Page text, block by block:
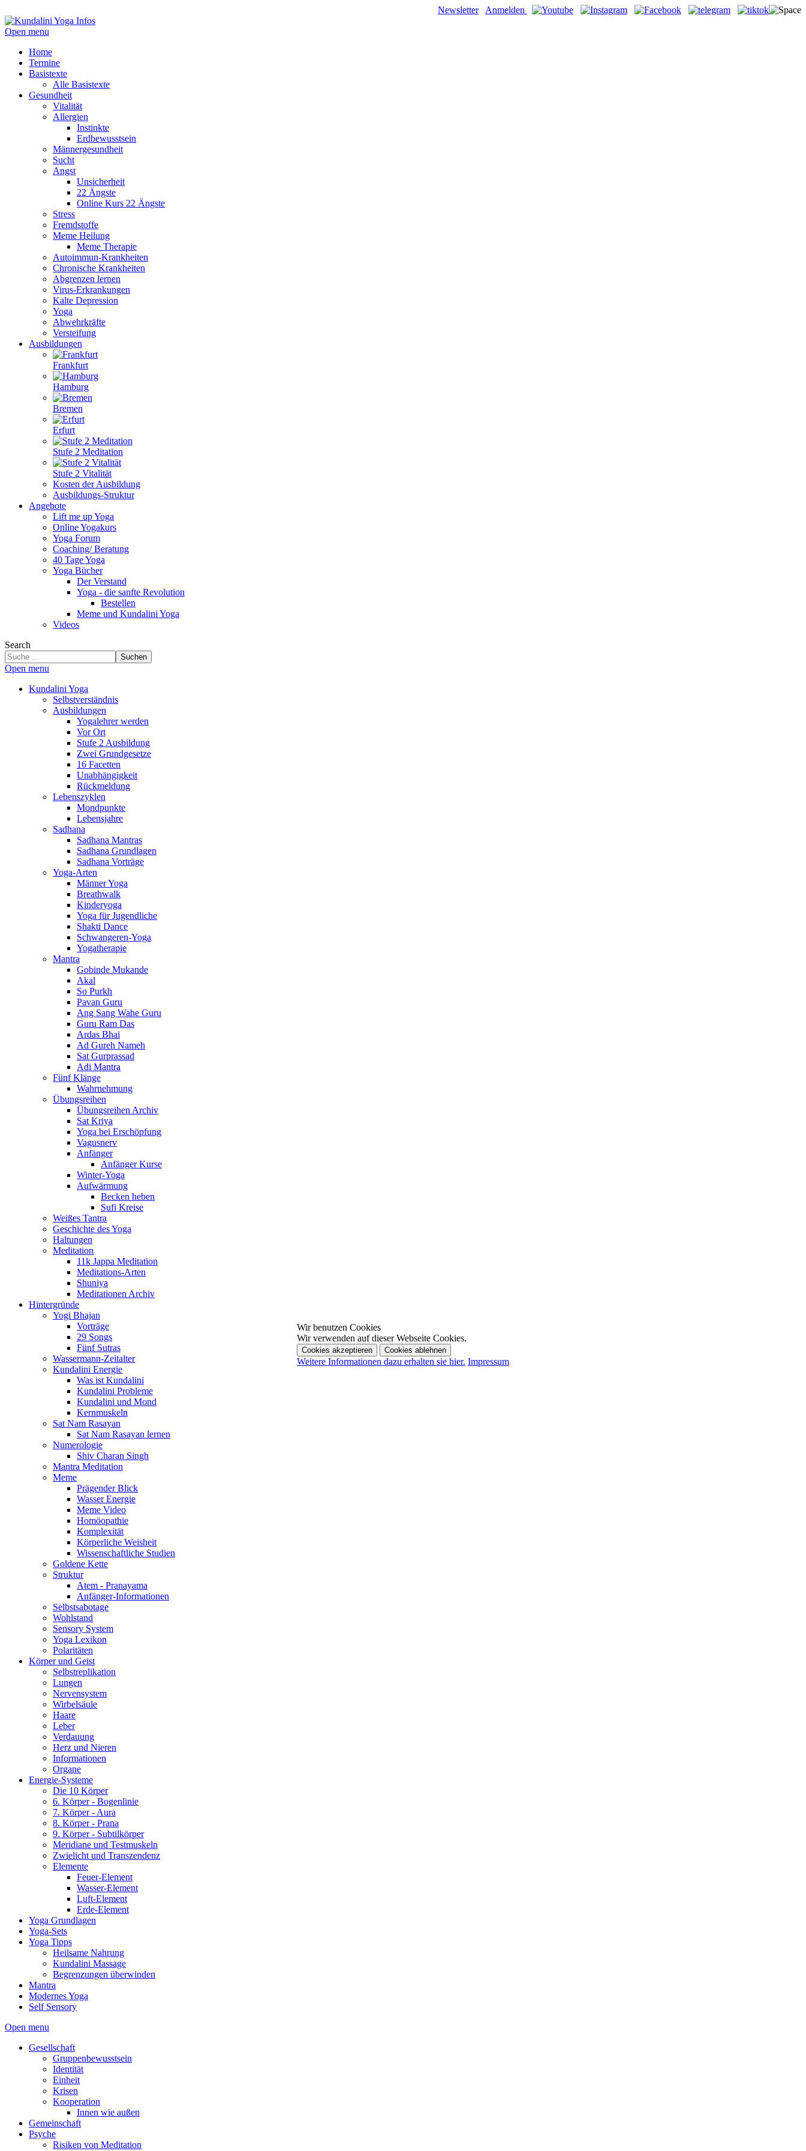
Newsletter Anmelden
Open menu
Home
Termine
Basistexte
Alle Basistexte
Gesundheit
Vitalität
Allergien
Instinkte
Erdbewusstsein
Männergesundheit
Sucht
Angst
Unsicherheit
22 Ängste
Online Kurs 22 Ängste
Stress
Fremdstoffe
Meme Heilung
Meme Therapie
Autoimmun-Krankheiten
Chronische Krankheiten
Abgrenzen lernen
Virus-Erkrankungen
Kalte Depression
Yoga
Abwehrkräfte
Versteifung
Ausbildungen
Frankfurt
Hamburg
Bremen
Erfurt
Stufe 2 Meditation
Stufe 2 Vitalität
Kosten der Ausbildung
Ausbildungs-Struktur
Angebote
Lift me up Yoga
Online Yogakurs
Yoga Forum
Coaching/ Beratung
40 Tage Yoga
Yoga Bücher
Der Verstand
Yoga - die sanfte Revolution
Bestellen
Meme und Kundalini Yoga
Videos
Search
Suchen
Open menu
Kundalini Yoga
Selbstverständnis
Ausbildungen
Yogalehrer werden
Vor Ort
Stufe 2 Ausbildung
Zwei Grundgesetze
16 Facetten
Unabhängigkeit
Rückmeldung
Lebenszyklen
Mondpunkte
Lebensjahre
Sadhana
Sadhana Mantras
Sadhana Grundlagen
Sadhana Vorträge
Yoga-Arten
Männer Yoga
Breathwalk
Kinderyoga
Yoga für Jugendliche
Shakti Dance
Schwangeren-Yoga
Yogatherapie
Mantra
Gobinde Mukande
Akal
So Purkh
Pavan Guru
Ang Sang Wahe Guru
Guru Ram Das
Ardas Bhai
Ad Gureh Nameh
Sat Gurprassad
Adi Mantra
Fünf Klänge
Wahrnehmung
Übungsreihen
Übungsreihen Archiv
Sat Kriya
Yoga bei Erschöpfung
Vagusnerv
Anfänger
Anfänger Kurse
Winter-Yoga
Aufwärmung
Becken heben
Sufi Kreise
Weißes Tantra
Geschichte des Yoga
Haltungen
Meditation
11k Jappa Meditation
Meditations-Arten
Shuniya
Meditationen Archiv
Hintergründe
Yogi Bhajan
Vorträge
29 Songs
Fünf Sutras
Wassermann-Zeitalter
Kundalini Energie
Was ist Kundalini
Kundalini Probleme
Kundalini und Mond
Kernmuskeln
Sat Nam Rasayan
Sat Nam Rasayan lernen
Numerologie
Shiv Charan Singh
Mantra Meditation
Meme
Prägender Blick
Wasser Energie
Meme Video
Homöopathie
Komplexität
Körperliche Weisheit
Wissenschaftliche Studien
Goldene Kette
Struktur
Atem - Pranayama
Anfänger-Informationen
Selbstsabotage
Wohlstand
Sensory System
Yoga Lexikon
Polaritäten
Körper und Geist
Selbstreplikation
Lungen
Nervensystem
Wirbelsäule
Haare
Leber
Verdauung
Herz und Nieren
Informationen
Organe
Energie-Systeme
Die 10 Körper
6. Körper - Bogenlinie
7. Körper - Aura
8. Körper - Prana
9. Körper - Subtilkörper
Meridiane und Testmuskeln
Zwielicht und Transzendenz
Elemente
Feuer-Element
Wasser-Element
Luft-Element
Erde-Element
Yoga Grundlagen
Yoga-Sets
Yoga Tipps
Heilsame Nahrung
Kundalini Massage
Begrenzungen überwinden
Mantra
Modernes Yoga
Self Sensory
Open menu
Gesellschaft
Gruppenbewusstsein
Identität
Einheit
Krisen
Kooperation
Innen wie außen
Gemeinschaft
Psyche
Risiken von Meditation
Wir benutzen Cookies
Wir verwenden auf dieser Webseite Cookies.
Cookies akzeptieren Cookies ablehnen
Weitere Informationen dazu erhalten sie hier. Impressum